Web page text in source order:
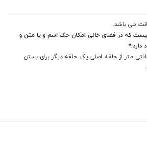
که در فضای خالی امکان حک اسم و یا متن و
دارد.*
متر از حلقه اصلی یک حلقه دیگر برای بستن